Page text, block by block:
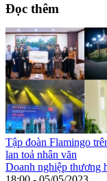
Đọc thêm
Tập đoàn Flamingo
lan toả nhân văn
Doanh nghiệp thương